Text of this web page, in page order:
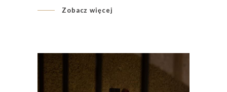
Zobacz więcej